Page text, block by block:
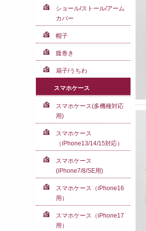
ショール/ストール/アーム
カバー
帽子
腹巻き
扇子/うちわ
スマホケース
スマホケース(多機種対応
用)
スマホケース
（iPhone13/14/15対応）
スマホケース
(iPhone7/8/SE用)
スマホケース（iPhone16
用）
スマホケース（iPhone17
用）